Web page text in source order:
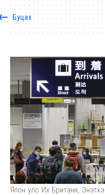
Буцах
Япон улс Их Британи,